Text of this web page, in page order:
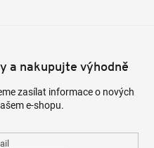
a nakupujte výhodně
zasílat informace o nových
e-shopu.